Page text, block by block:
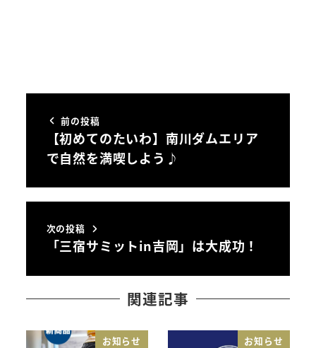
前の投稿
【初めてのたいわ】南川ダムエリア
で自然を満喫しよう♪
次の投稿
「三宿サミットin吉岡」は大成功！
関連記事
お知らせ お知らせ